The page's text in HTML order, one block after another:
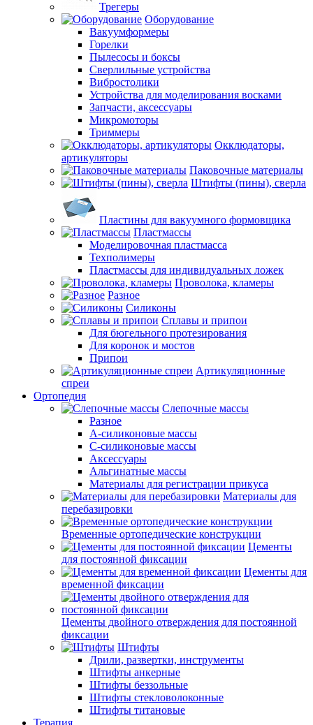
Трегеры
Оборудование
Вакуумформеры
Горелки
Пылесосы и боксы
Сверлильные устройства
Вибростолики
Устройства для моделирования восками
Запчасти, аксессуары
Микромоторы
Триммеры
Окклюдаторы,
артикуляторы
Паковочные материалы
Штифты (пины), сверла
Пластины для вакуумного формовщика
Пластмассы
Моделировочная пластмасса
Техполимеры
Пластмассы для индивидуальных ложек
Проволока, кламеры
Разное
Силиконы
Сплавы и припои
Для бюгельного протезирования
Для коронок и мостов
Припои
Артикуляционные
спреи
Ортопедия
Слепочные массы
Разное
А-силиконовые массы
С-силиконовые массы
Аксессуары
Альгинатные массы
Материалы для регистрации прикуса
Материалы для
перебазировки
Временные ортопедические конструкции
Цементы
для постоянной фиксации
Цементы для
временной фиксации
Цементы двойного отверждения для постоянной
фиксации
Штифты
Дрили, развертки, инструменты
Штифты анкерные
Штифты беззольные
Штифты стекловолоконные
Штифты титановые
Терапия